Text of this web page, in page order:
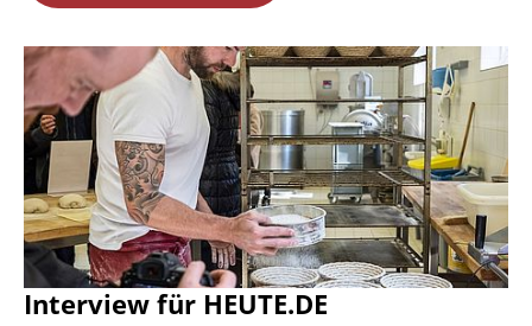
Interview für HEUTE.DE